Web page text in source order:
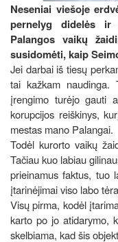
Neseniai viešoje
pernelyg didelės ir
Palangos vaikų
susidomėti, kaip
Jei darbai iš tiesų
tai kažkam naudinga.
įrengimo turėjo gauti
korupcijos reiškinys,
mestas mano Palangai.
Todėl kurorto vaikų
Tačiau kuo labiau
prieinamus faktus, tuo
įtarinėjimai viso labo
Visų pirma, kodėl
karto po jo atidarymo,
skelbiama, kad šis